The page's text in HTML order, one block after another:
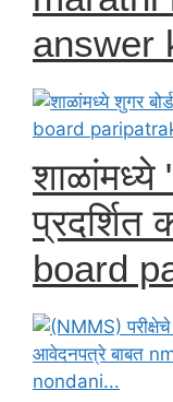
answer
प्रदर्शित
board